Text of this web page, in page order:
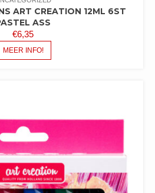
ART CREATION 12ML 6ST
ASS
€6,35
MEER INFO!